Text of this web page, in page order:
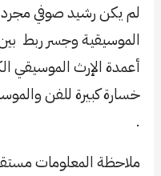
لم يكن رشيد صوفي مجرد
الموسيقية وجسر ربط
أعمدة الإرث الموسيقي
خسارة كبيرة للفن
.
ملاحظة المعلومات